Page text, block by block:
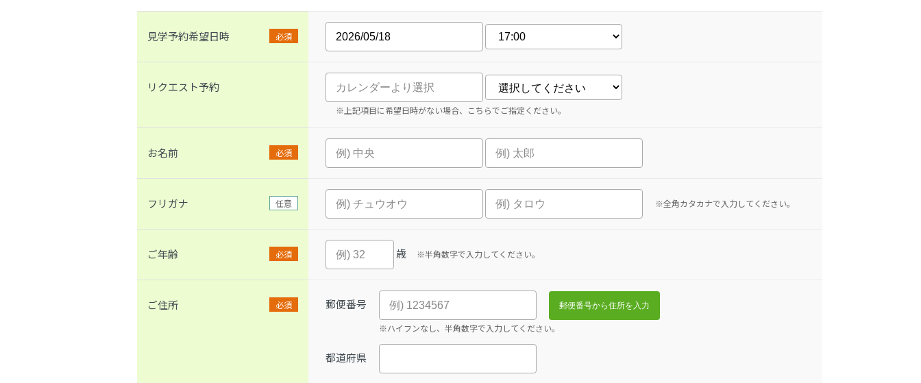
見学予約希望日時 必須
リクエスト予約
※上記項目に希望日時がない場合、こちらでご指定ください。
お名前 必須
フリガナ 任意 ※全角カタカナで入力してください。
ご年齢 必須 歳 ※半角数字で入力してください。
ご住所 必須 郵便番号
※ハイフンなし、半角数字で入力してください。
都道府県